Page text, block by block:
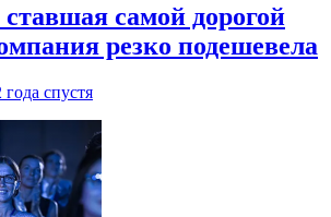
самой дорогой
резко подешевела
года спустя